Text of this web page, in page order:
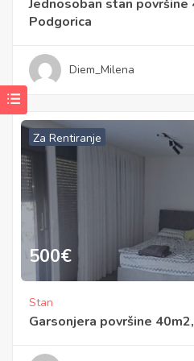
Jednosoban stan površine
Podgorica
Diem_Milena
Za Rentiranje
500€
Stan
Garsonjera površine